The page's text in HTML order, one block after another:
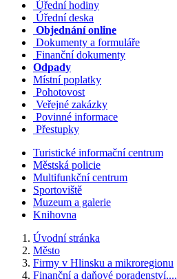
Úřední hodiny
Úřední deska
Objednání online
Dokumenty a formuláře
Finanční dokumenty
Odpady
Místní poplatky
Pohotovost
Veřejné zakázky
Povinné informace
Přestupky
Turistické informační centrum
Městská policie
Multifunkční centrum
Sportoviště
Muzeum a galerie
Knihovna
Úvodní stránka
Město
Firmy v Hlinsku a mikroregionu
Finanční a daňové poradenství,...